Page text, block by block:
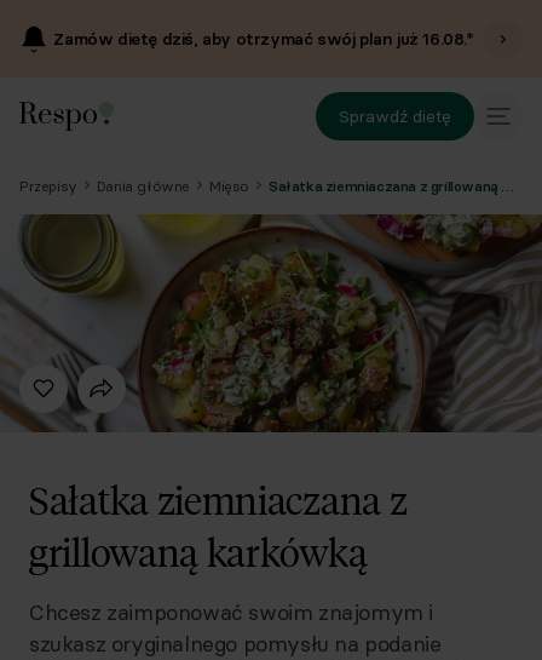
Zamów dietę dziś, aby otrzymać swój plan już16.08.*
Sprawdź dietę
Przepisy Dania główne Mięso
Sałatka ziemniaczana z
grillowaną karkówką
Chcesz zaimponować swoim znajomym i
szukasz oryginalnego pomysłu na podanie